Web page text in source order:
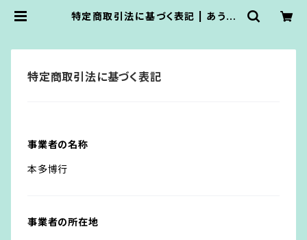
特定商取引法に基づく表記 | あうん
特定商取引法に基づく表記
事業者の名称
本多博行
事業者の所在地